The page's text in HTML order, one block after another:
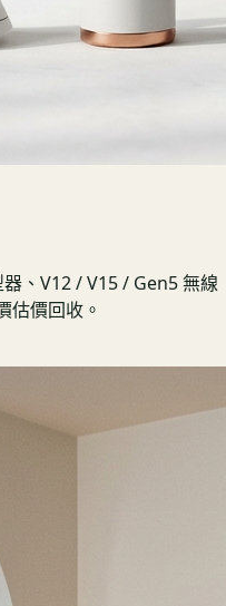
、V12 / V15 / Gen5 無線
估價回收。